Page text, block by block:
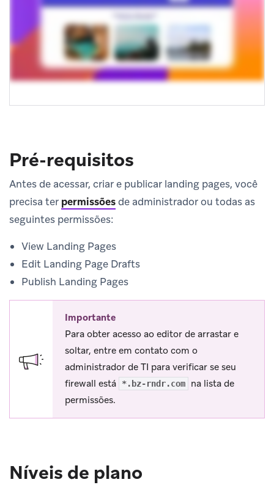
Pré-requisitos
Antes de acessar, criar e publicar landing pages, você
precisa ter permissõesde administrador ou todas as
seguintes permissões:
View Landing Pages
Edit Landing Page Drafts
Publish Landing Pages
Importante
Para obter acesso ao editor de arrastar e
soltar, entre em contato com o
administrador de TI para verificar se seu
firewall está
*.bz-rndr.com
na lista de
permissões.
Níveis de plano